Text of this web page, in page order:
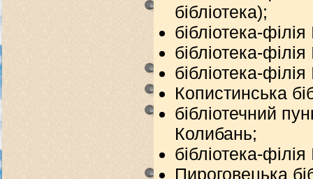
бібліотека);
бібліотека-
бібліотека-
бібліотека-
Копистинська
бібліотечний
Колибань;
бібліотека-
Пироговецька